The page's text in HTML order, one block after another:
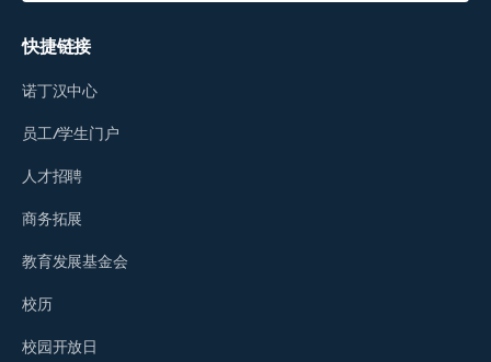
快捷链接
诺丁汉中心
员工/学生门户
人才招聘
商务拓展
教育发展基金会
校历
校园开放日